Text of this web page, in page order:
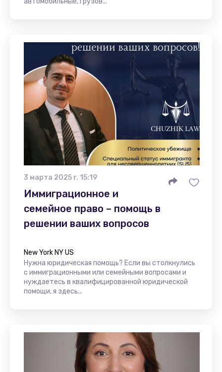
3 марта 2025 г. 15:19
Иммиграционное и
семейное право – помощь в
решении ваших вопросов
New York NY US
Нужна юридическая помощь? Если вы столкнулись
с иммиграционными или семейными вопросами и
нуждаетесь в квалифицированной юридической
помощи, я здесь...